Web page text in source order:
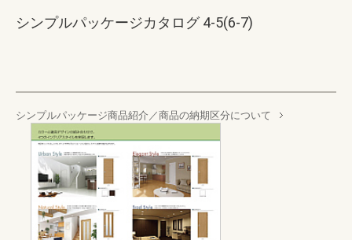
シンプルパッケージカタログ 4-5(6-7)
シンプルパッケージ商品紹介／商品の納期区分について